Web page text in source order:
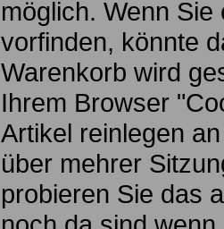
möglich. Wenn
vorfinden, könnte
Warenkorb wird
Ihrem Browser
Artikel reinlegen
über mehrer
probieren Sie das